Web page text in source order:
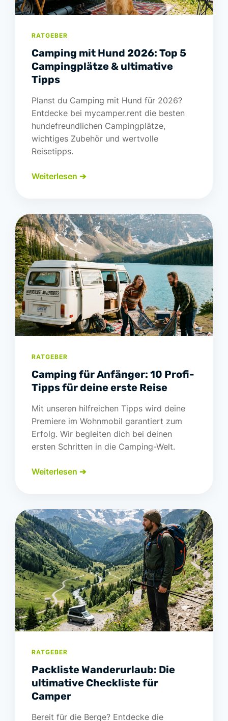
RATGEBER
Camping mit Hund 2026: Top 5
Campingplätze & ultimative
Tipps
Planst du Camping mit Hund für 2026?
Entdecke bei mycamper.rent die besten
hundefreundlichen Campingplätze,
wichtiges Zubehör und wertvolle
Reisetipps.
Weiterlesen ➔
RATGEBER
Camping für Anfänger: 10 Profi-
Tipps für deine erste Reise
Mit unseren hilfreichen Tipps wird deine
Premiere im Wohnmobil garantiert zum
Erfolg. Wir begleiten dich bei deinen
ersten Schritten in die Camping-Welt.
Weiterlesen ➔
RATGEBER
Packliste Wanderurlaub: Die
ultimative Checkliste für
Camper
Bereit für die Berge? Entdecke die